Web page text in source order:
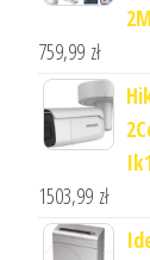
759,99 zł
1503,99 zł